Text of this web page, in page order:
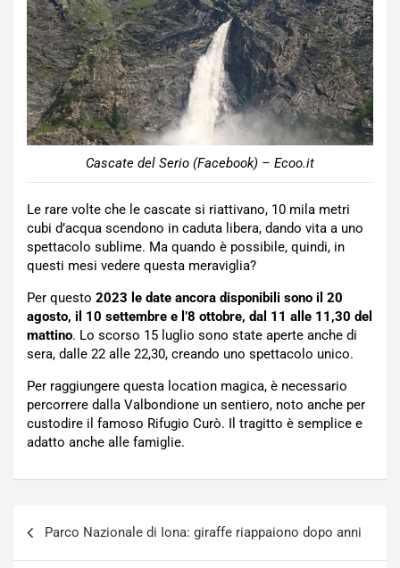
Cascate del Serio (Facebook) – Ecoo.it
Le rare volte che le cascate si riattivano, 10 mila metri
cubi d’acqua scendono in caduta libera, dando vita a uno
spettacolo sublime. Ma quando è possibile, quindi, in
questi mesi vedere questa meraviglia?
Per questo 2023 le date ancora disponibili sono il 20
agosto, il 10 settembre e l’8 ottobre, dal 11 alle 11,30 del
mattino. Lo scorso 15 luglio sono state aperte anche di
sera, dalle 22 alle 22,30, creando uno spettacolo unico.
Per raggiungere questa location magica, è necessario
percorrere dalla Valbondione un sentiero, noto anche per
custodire il famoso Rifugio Curò. Il tragitto è semplice e
adatto anche alle famiglie.
Parco Nazionale di Iona: giraffe riappaiono dopo anni